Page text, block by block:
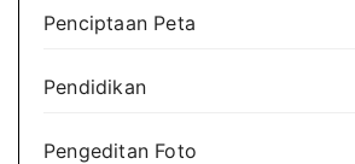
Penciptaan Peta
Pendidikan
Pengeditan Foto